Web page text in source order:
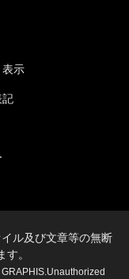
表示
記
ル及び文章等の無断
。